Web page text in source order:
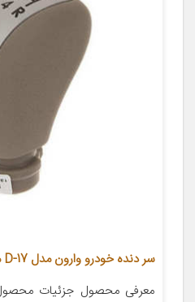
سر دنده خودرو وارون مدل D-17 مناسب برای سمند سورن